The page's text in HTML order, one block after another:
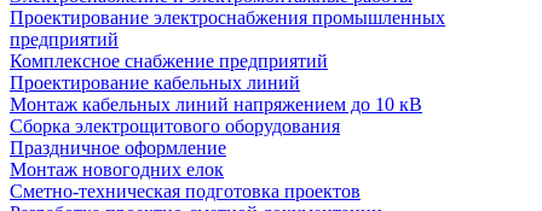
Проектирование электроснабжения промышленных
предприятий
Комплексное снабжение предприятий
Проектирование кабельных линий
Монтаж кабельных линий напряжением до 10 кВ
Сборка электрощитового оборудования
Праздничное оформление
Монтаж новогодних елок
Сметно-техническая подготовка проектов